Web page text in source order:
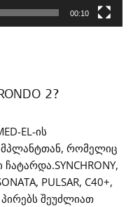
00:10
2?
EL-ის
რომელიც
PULSAR, C40+,
შეუძლიათ